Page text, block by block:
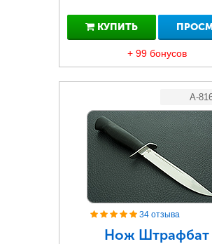
КУПИТЬ
+ 99 бонусов
A-
34 отзыва
Нож Штрафбат